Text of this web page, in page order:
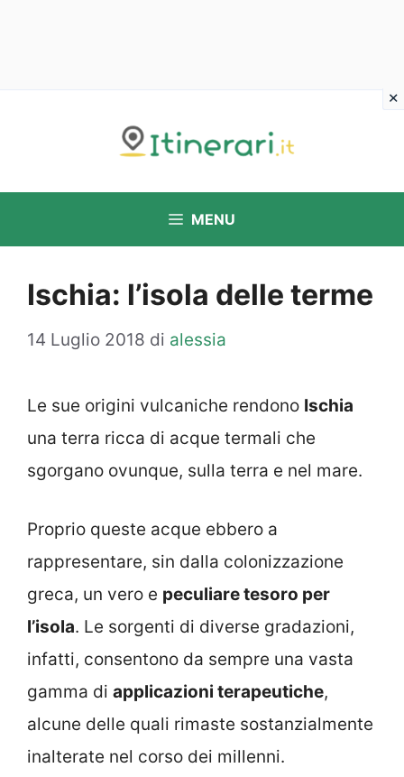
MENU
Ischia: l’isola delle terme
14 Luglio 2018 di alessia
Le sue origini vulcaniche rendono Ischia
una terra ricca di acque termali che
sgorgano ovunque, sulla terra e nel mare.
Proprio queste acque ebbero a
rappresentare, sin dalla colonizzazione
greca, un vero e peculiare tesoro per
l’isola. Le sorgenti di diverse gradazioni,
infatti, consentono da sempre una vasta
gamma di applicazioni terapeutiche,
alcune delle quali rimaste sostanzialmente
inalterate nel corso dei millenni.